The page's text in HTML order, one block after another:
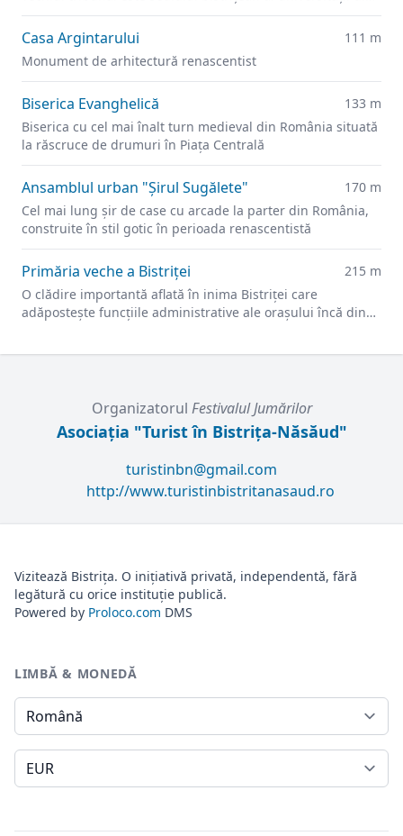
2021.
Casa Argintarului
111 m
Monument de arhitectură renascentist
Biserica Evanghelică
133 m
Biserica cu cel mai înalt turn medieval din România situată
la răscruce de drumuri în Piața Centrală
Ansamblul urban "Şirul Sugălete"
170 m
Cel mai lung şir de case cu arcade la parter din România,
construite în stil gotic în perioada renascentistă
Primăria veche a Bistriței
215 m
O clădire importantă aflată în inima Bistriței care
adăpostește funcțiile administrative ale orașului încă din
Organizatorul Festivalul Jumărilor
Asociația "Turist în Bistrița-Năsăud"
turistinbn@gmail.com
http://www.turistinbistritanasaud.ro
Vizitează Bistrița. O inițiativă privată, independentă, fără
legătură cu orice instituție publică.
Powered by Proloco.com DMS
LIMBĂ & MONEDĂ
Limbă
Monedă